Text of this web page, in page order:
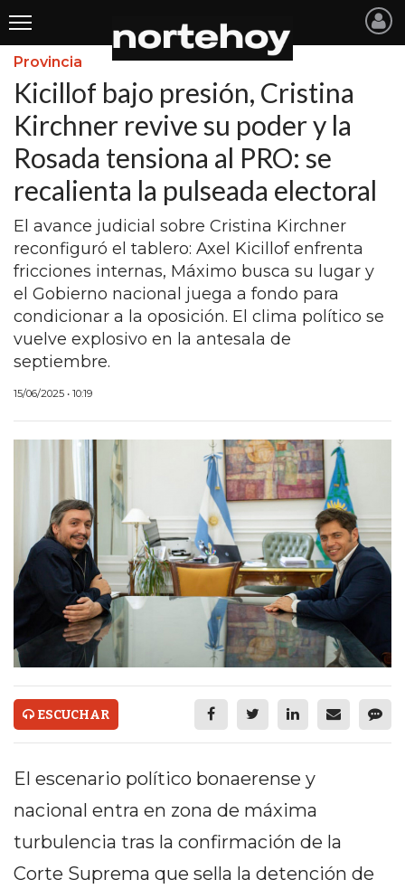
Últimas
Noticias
INICIO
NOTICIAS RECIENTES
SAN NICOLAS
RAMALLO
SAN PEDRO
PROVINCIA
PAIS
ULTIMAS NOTICIAS
TEMAS DESTACADOS
TECNOLOGÍA
SERVICIOS
PRONÓSTICO
HORÓSCOPO
CHANGUITO.COM.AR Y
TIENDAS ONLINE CON
Provincia
Kicillof bajo presión, Cristina
Kirchner revive su poder y la
Rosada tensiona al PRO: se
recalienta la pulseada electoral
El avance judicial sobre Cristina Kirchner
reconfiguró el tablero: Axel Kicillof enfrenta
fricciones internas, Máximo busca su lugar y
el Gobierno nacional juega a fondo para
condicionar a la oposición. El clima político se
vuelve explosivo en la antesala de
septiembre.
15/06/2025 • 10:19
ESCUCHAR
El escenario político bonaerense y
nacional entra en zona de máxima
turbulencia tras la confirmación de la
Corte Suprema que sella la detención de